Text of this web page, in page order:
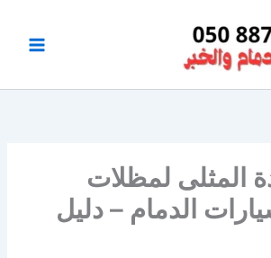
المثلى لمظلات
الدمام – دليل